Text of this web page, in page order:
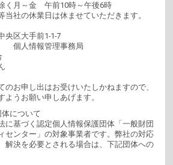
く月～金 午前10時～午後6時
社の休業日は休ませていただきます。
央区大手前1-1-7
個人情報管理事務局
のお申し出はお受けいたしかねますので、
ようお願い申しあげます。
について
に基づく認定個人情報保護団体「一般財団
ンター」の対象事業者です。弊社の対応
解決を必要とされる場合は、下記団体への